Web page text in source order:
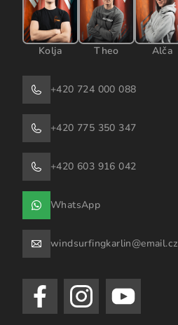
Kolja Theo Alča
+420 724 000 088
+420 775 350 347
+420 603 916 042
WhatsApp
windsurfingkarlin@email.cz